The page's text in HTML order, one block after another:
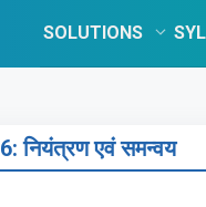
SOLUTIONS
नियंत्रण एवं समन्वय